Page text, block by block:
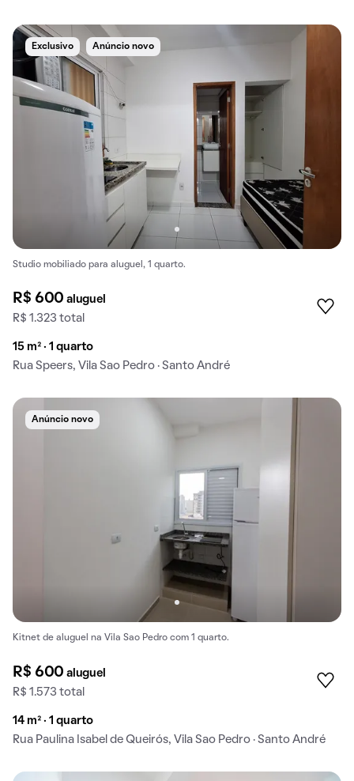
Exclusivo Anúncio novo
Studio mobiliado para aluguel, 1 quarto.
R$ 600aluguel
R$ 1.323 total
15 m² · 1 quarto
Rua Speers, Vila Sao Pedro · Santo André
Anúncio novo
Kitnet de aluguel na Vila Sao Pedro com 1 quarto.
R$ 600aluguel
R$ 1.573 total
14 m² · 1 quarto
Rua Paulina Isabel de Queirós, Vila Sao Pedro · Santo André